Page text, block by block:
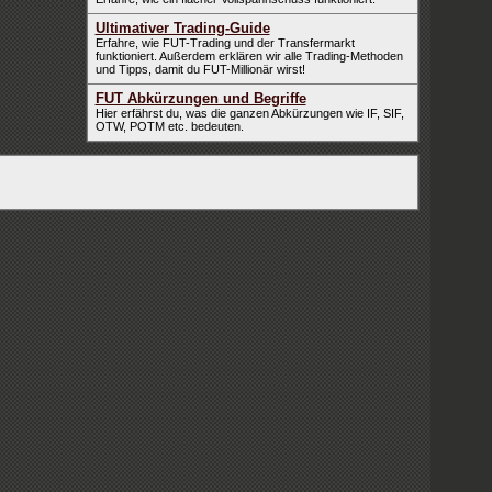
Ultimativer Trading-Guide
Erfahre, wie FUT-Trading und der Transfermarkt
funktioniert. Außerdem erklären wir alle Trading-Methoden
und Tipps, damit du FUT-Millionär wirst!
FUT Abkürzungen und Begriffe
Hier erfährst du, was die ganzen Abkürzungen wie IF, SIF,
OTW, POTM etc. bedeuten.